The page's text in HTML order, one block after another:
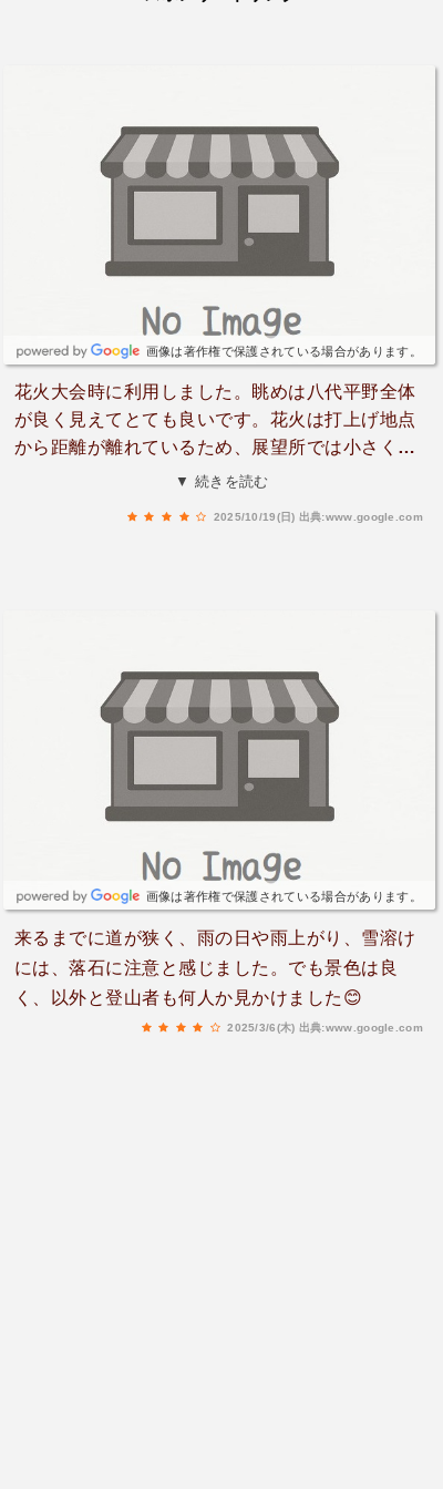
画像は著作権で保護されている場合があります。
花火大会時に利用しました。眺めは八代平野全体
が良く見えてとても良いです。花火は打上げ地点
から距離が離れているため、展望所では小さく見
えます。撮影は望遠性能が高いカメラを搭載した
同士のすれ違いがあるので、運転が初心者や苦手
な方は来ないほうがいいです。例えばSERENA等
のミニバンとすれ違いで車幅感覚がないと怖いと
に相応の設備環境です。あるだけでもありがた
い。その他、最近はじまったドローンショーで
群が夜空に映し出す文字やキャラは反対に見えま
す。桜が咲く季節は綺麗そうなので行きたいで
す。
▼ 続きを読む
2025/10/19(日) 出典:www.google.com
画像は著作権で保護されている場合があります。
来るまでに道が狭く、雨の日や雨上がり、雪溶け
には、落石に注意と感じました。でも景色は良
く、以外と登山者も何人か見かけました😊
2025/3/6(木) 出典:www.google.com